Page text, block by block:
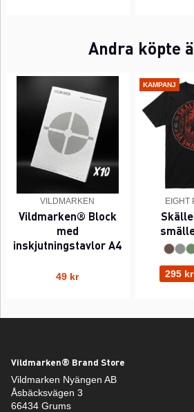
Andra köpte
VILDMARKEN
Vildmarken® Block
med
inskjutningstavlor A4
49 kr
KAMPANJ
EIGHT
295 kr
Vildmarken® Brand Store
Vildmarken Nyängen AB
Åsbäcksvägen 3
66434 Grums